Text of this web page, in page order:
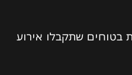
בטוחים שתקבלו אירוע